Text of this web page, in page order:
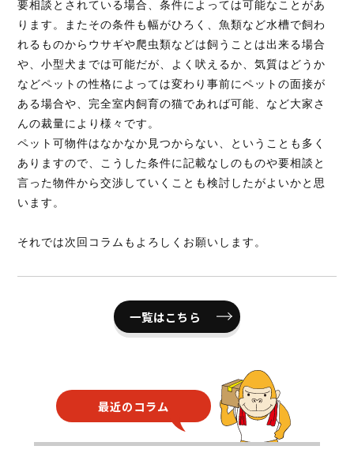
要相談とされている場合、条件によっては可能なことがあ
ります。またその条件も幅がひろく、魚類など水槽で飼わ
れるものからウサギや爬虫類などは飼うことは出来る場合
や、小型犬までは可能だが、よく吠えるか、気質はどうか
などペットの性格によっては変わり事前にペットの面接が
ある場合や、完全室内飼育の猫であれば可能、など大家さ
んの裁量により様々です。
ペット可物件はなかなか見つからない、ということも多く
ありますので、こうした条件に記載なしのものや要相談と
言った物件から交渉していくことも検討したがよいかと思
います。
それでは次回コラムもよろしくお願いします。
一覧はこちら
最近のコラム